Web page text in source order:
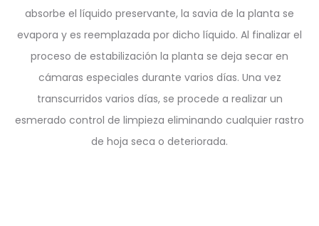
absorbe el líquido preservante, la savia de la planta se
evapora y es reemplazada por dicho líquido. Al finalizar el
proceso de estabilización la planta se deja secar en
cámaras especiales durante varios días. Una vez
transcurridos varios días, se procede a realizar un
esmerado control de limpieza eliminando cualquier rastro
de hoja seca o deteriorada.